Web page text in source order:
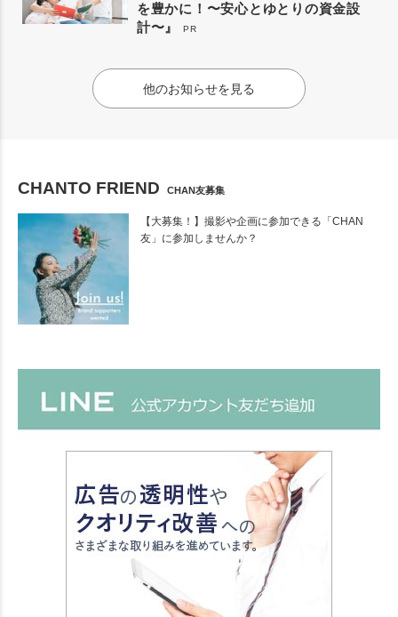
を豊かに！〜安心とゆとりの資金設
計〜』
PR
他のお知らせを見る
CHANTO FRIEND CHAN友募集
【大募集！】撮影や企画に参加できる「CHAN
友」に参加しませんか？